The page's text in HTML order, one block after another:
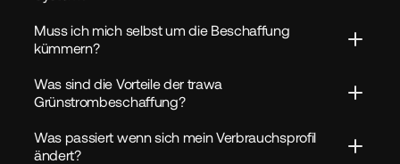
Muss ich mich selbst um die Beschaffung
kümmern?
Was sind die Vorteile der trawa
Grünstrombeschaffung?
Was passiert wenn sich mein Verbrauchsprofil
ändert?